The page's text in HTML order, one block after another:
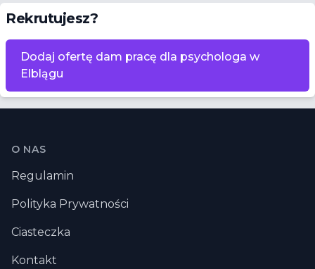
Rekrutujesz?
Dodaj ofertę dam pracę dla psychologa w
Elblągu
Stopka
O NAS
Regulamin
Polityka Prywatności
Ciasteczka
Kontakt